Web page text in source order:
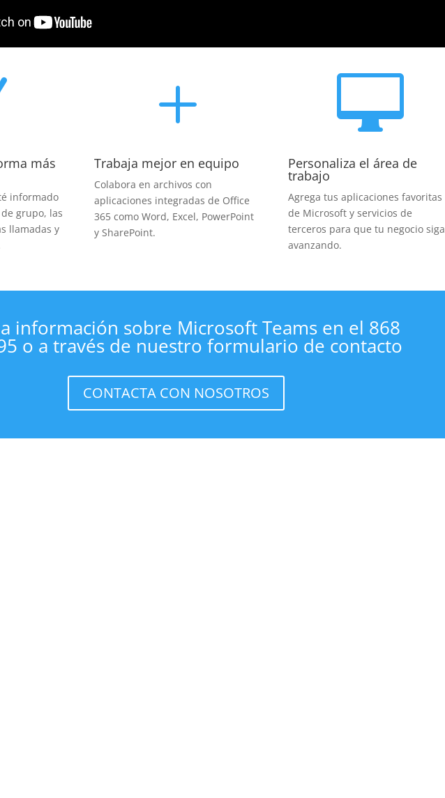
más
informado
grupo, las
llamadas y
L
Trabaja mejor en equipo
Colabora en archivos con
aplicaciones integradas de Office
365 como Word, Excel, PowerPoint
y SharePoint.

Personaliza el área de
trabajo
Agrega tus aplicaciones favoritas
de Microsoft y servicios de
terceros para que tu negocio siga
avanzando.
información sobre Microsoft Teams en el 868
o a través de nuestro formulario de contacto
CONTACTA CON NOSOTROS